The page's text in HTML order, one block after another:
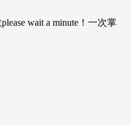
wait a minute！一次掌